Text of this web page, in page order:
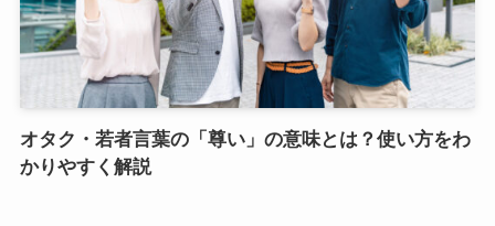
オタク・若者言葉の「尊い」の意味とは？使い方をわ
かりやすく解説